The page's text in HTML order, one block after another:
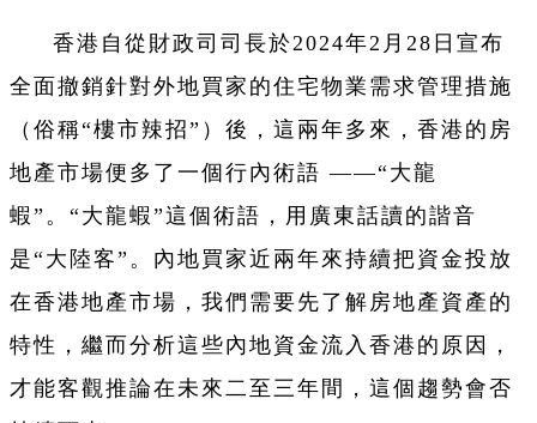
香港自從財政司司長於2024年2月28日宣布
全面撤銷針對外地買家的住宅物業需求管理措施
（俗稱“樓市辣招”）後，這兩年多來，香港的房
地產市場便多了一個行內術語 ——“大龍
蝦”。“大龍蝦”這個術語，用廣東話讀的諧音
是“大陸客”。內地買家近兩年來持續把資金投放
在香港地產市場，我們需要先了解房地產資產的
特性，繼而分析這些內地資金流入香港的原因，
才能客觀推論在未來二至三年間，這個趨勢會否